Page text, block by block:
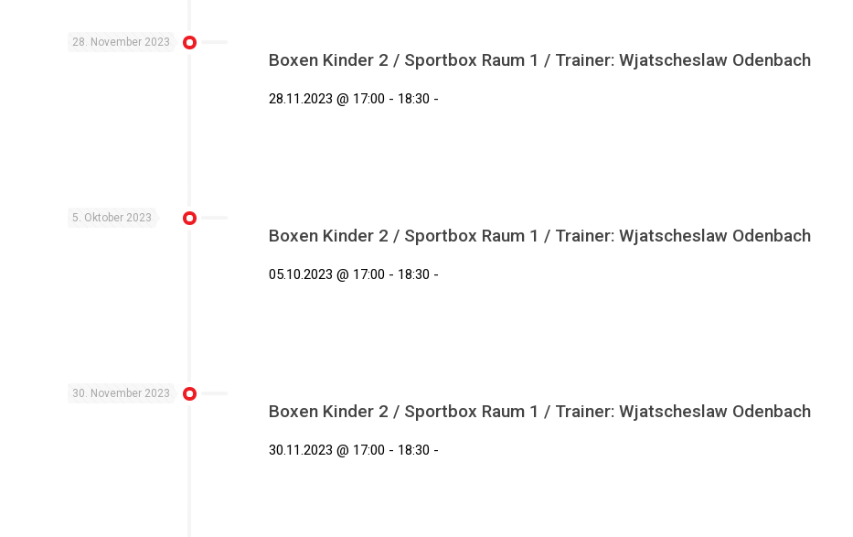
28. November 2023
Boxen Kinder 2 / Sportbox Raum 1 / Trainer: Wjatscheslaw Odenbach
28.11.2023 @ 17:00 - 18:30 -
5. Oktober 2023
Boxen Kinder 2 / Sportbox Raum 1 / Trainer: Wjatscheslaw Odenbach
05.10.2023 @ 17:00 - 18:30 -
30. November 2023
Boxen Kinder 2 / Sportbox Raum 1 / Trainer: Wjatscheslaw Odenbach
30.11.2023 @ 17:00 - 18:30 -